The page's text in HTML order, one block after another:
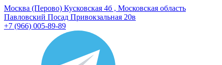
Москва (Перово) Кусковская 4б , Московская область
Павловский Посад Привокзальная 20в
+7 (966) 005-89-89